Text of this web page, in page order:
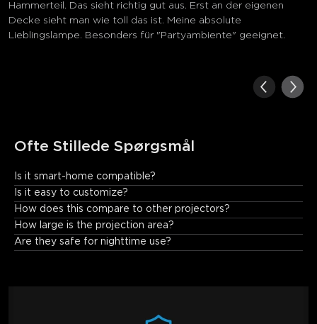
Hammerteil. Das sieht richtig gut aus. Erst an der eigenen
Decke sieht man wie toll das ist. Meine absolute
Lieblingslampe. Besonders für "Partyambiente" geeignet.
Ofte Stillede Spørgsmål
Is it smart-home compatible?
Fully! Works with Alexa/Google Home/Matter for voice control.
Is it easy to customize?
How does this compare to other projectors?
How large is the projection area?
Are they safe for nighttime use?